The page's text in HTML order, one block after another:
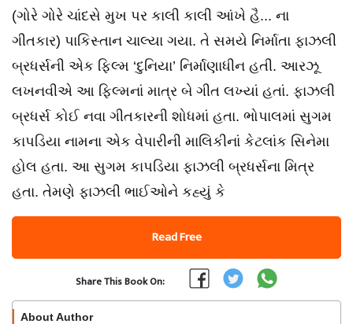
(ગોરે ગોરે ચાંદસે મુખ પર કાલી કાલી આંખે હૈ... ના
ગીતકાર) પાકિસ્તાન ચાલ્યા ગયા. તે સમયે નિર્માતા ફાઝલી
બ્રધર્સની એક ફિલ્મ ‘દુનિયા’ નિર્માણાધીન હતી. આરઝૂ
લખનવીએ આ ફિલ્મનાં માત્ર બે ગીત લખ્યાં હતાં. ફાઝલી
બ્રધર્સ કોઈ નવા ગીતકારની શોધમાં હતા. ભોપાલમાં સુગમ
કાપડિયા નામના એક વેપારીની માલિકીનાં કેટલાંક સિનેમા
હોલ હતા. આ સુગમ કાપડિયા ફાઝલી બ્રધર્સના મિત્ર
હતા. તેમણે ફાઝલી ભાઈઓને કહ્યું કે
Read Free
Share This Book On:
About Author